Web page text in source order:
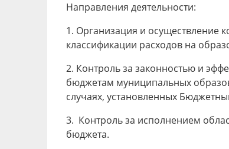
Направления деятельности:
1. Организация и осуществление
классификации расходов на
2. Контроль за законностью и
бюджетам муниципальных
случаях, установленных
3. Контроль за исполнением
бюджета.